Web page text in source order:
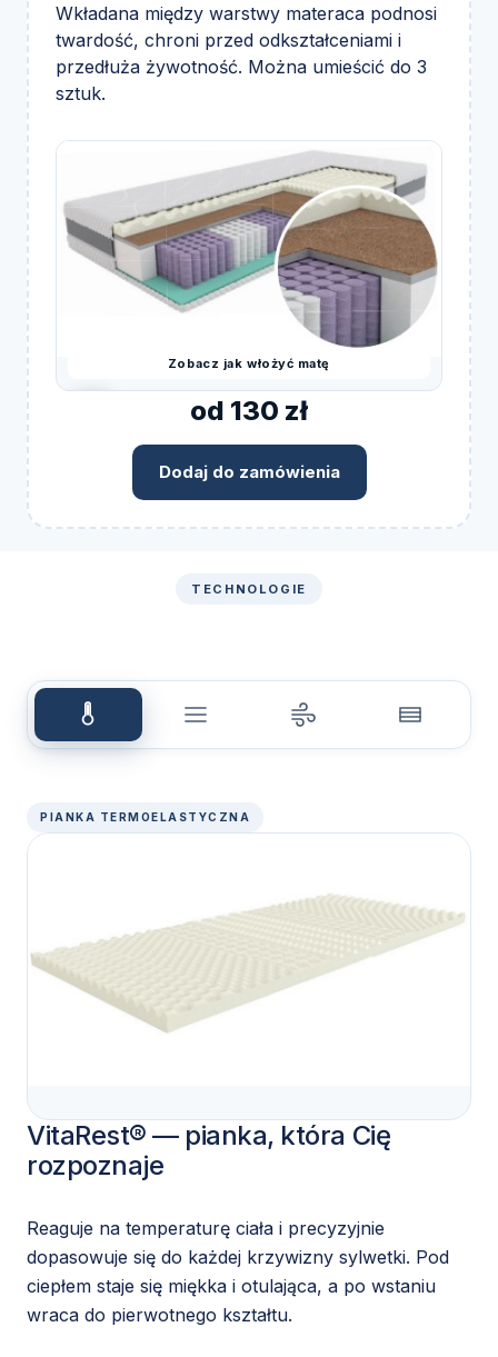
Zobacz jak włożyć matę
Wkładana między warstwy materaca podnosi
twardość, chroni przed odkształceniami i
przedłuża żywotność. Można umieścić do 3
sztuk.
od 130 zł
Dodaj do zamówienia
TECHNOLOGIE
PIANKA TERMOELASTYCZNA
VitaRest® — pianka, która Cię
rozpoznaje
Reaguje na temperaturę ciała i precyzyjnie
dopasowuje się do każdej krzywizny sylwetki. Pod
ciepłem staje się miękka i otulająca, a po wstaniu
wraca do pierwotnego kształtu.